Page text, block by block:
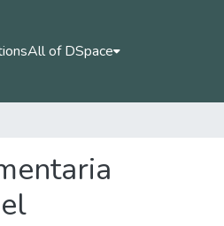
All of DSpace